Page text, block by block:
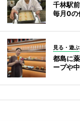
千林駅
毎月0の
見る・遊ぶ
都島に
ープや